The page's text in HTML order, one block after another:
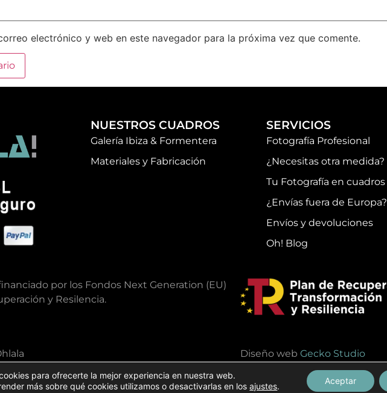
electrónico y web en este navegador para la próxima vez que comente.
NUESTROS CUADROS
Galería Ibiza & Formentera
Materiales y Fabricación
SERVICIOS
Fotografía Profesional
¿Necesitas otra medida?
Tu Fotografía en cuadros
¿Envías fuera de Europa?
Envíos y devoluciones
Oh! Blog
por los Fondos Next Generation (EU)
y Resilencia.
Diseño web Gecko Studio
para ofrecerte la mejor experiencia en nuestra web.
más sobre qué cookies utilizamos o desactivarlas en losajustes.
Aceptar